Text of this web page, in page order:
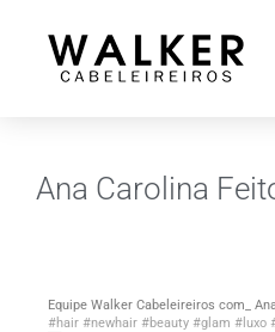
Ana Carolina
Equipe Walker Cabeleireiros com_
#hair #newhair #beauty #glam #luxo